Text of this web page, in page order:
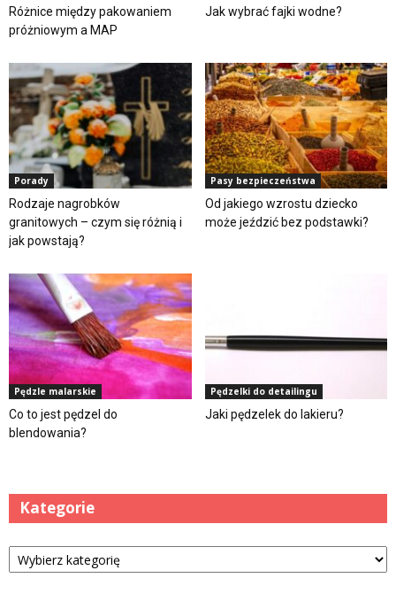
Różnice między pakowaniem
próżniowym a MAP
Jak wybrać fajki wodne?
Porady
Rodzaje nagrobków
granitowych – czym się różnią i
jak powstają?
Pasy bezpieczeństwa
Od jakiego wzrostu dziecko
może jeździć bez podstawki?
Pędzle malarskie
Co to jest pędzel do
blendowania?
Pędzelki do detailingu
Jaki pędzelek do lakieru?
Kategorie
Kategorie